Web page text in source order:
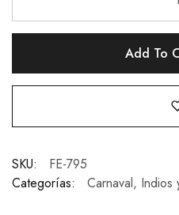
Add To
SKU:
FE-795
Categorías:
Carnaval, Indios